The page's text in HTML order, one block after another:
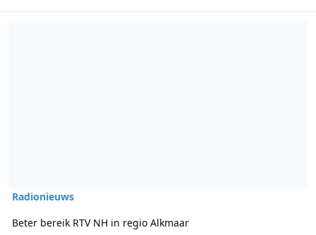
Radionieuws
Beter bereik RTV NH in regio Alkmaar